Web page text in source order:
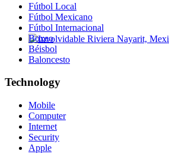
Involvidable Riviera Nayarit, Mexico
Fútbol Local
Fútbol Mexicano
Fútbol Internacional
Boxeo
Béisbol
Baloncesto
Technology
Mobile
Computer
Internet
Security
Apple